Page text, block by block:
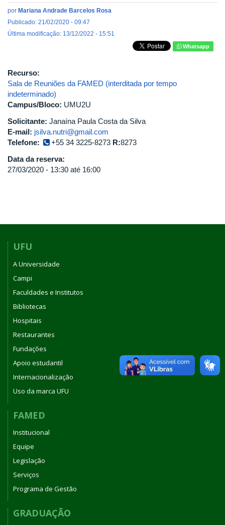
por Mariana Andrade Barcelos Rosa
Publicado: 21/02/2020 - 09:47
Última modificação: 13/12/2022 - 15:51
Whatsapp
Recurso:
Sala de Reuniões da FAMED (interditada por tempo
indeterminado)
Campus/Bloco: UMU2U
Solicitante: Janaína Paula Costa da Silva
E-mail: jsilva.nutri@gmail.com
Telefone:
+55 34 3225-8273 R:8273
Data da reserva:
27/03/2020 - 13:30 até 16:00
UFU
A Universidade
Campi
Faculdades e Institutos
Bibliotecas
Hospitais
Restaurantes
Fundações
Apoio estudantil
Internacionalização
Uso da marca UFU
FAMED
Institucional
Equipe
Legislação
Serviços
Programa de Gestão
GRADUAÇÃO